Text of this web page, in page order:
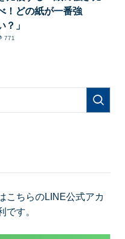
！どの紙が一番強
？」
771
こちらのLINE公式アカ
です。